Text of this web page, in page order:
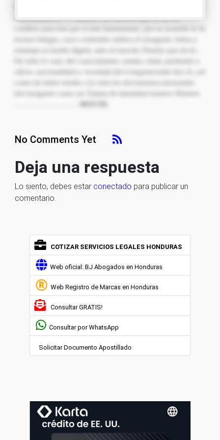
Administrativo.- Y enterado del derecho que la ley les
lectura íntegra, cuyo contenido ratifica el otorgante, firma y
estampa su huella digital, ante el suscrito Notario que da fe.-
del otorgante como ser Tarjeta de identidad numero Número
No Comments Yet
Deja una respuesta
Lo siento, debes estar conectado para publicar un
comentario.
COTIZAR SERVICIOS LEGALES HONDURAS
Web oficial: BJ Abogados en Honduras
Web Registro de Marcas en Honduras
Consultar GRATIS!
Consultar por WhatsApp
Solicitar Documento Apostillado